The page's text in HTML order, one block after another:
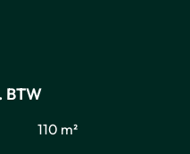
BTW
110 m²